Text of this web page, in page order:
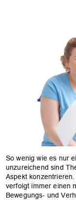
So wenig wie es nur
unzureichend sind
Aspekt
verfolgt immer einen
Bewegungs- und